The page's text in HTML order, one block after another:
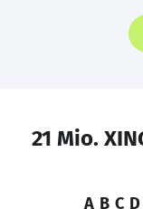
21 Mio.
A B C D